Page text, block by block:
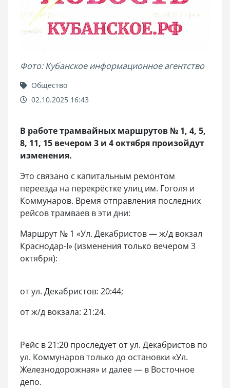
Фото: Кубанское информационное агентство
Общество
02.10.2025 16:43
В работе трамвайных маршрутов № 1, 4, 5,
8, 11, 15 вечером 3 и 4 октября произойдут
изменения.
Это связано с капитальным ремонтом
переезда на перекрёстке улиц им. Гоголя и
Коммунаров. Время отправления последних
рейсов трамваев в эти дни:
Маршрут № 1 «Ул. Декабристов — ж/д вокзал
Краснодар-I» (изменения только вечером 3
октября):
от ул. Декабристов: 20:44;
от ж/д вокзала: 21:24.
Рейс в 21:20 проследует от ул. Декабристов по
ул. Коммунаров только до остановки «Ул.
Железнодорожная» и далее — в Восточное
депо.